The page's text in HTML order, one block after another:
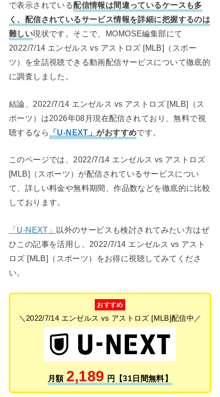
で表示されている配信情報は間違っているケースも多
く、配信されているサービス情報を詳細に把握するのは
難しい現状です。そこで、MOMOSE編集部にて
2022/7/14 エンゼルス vs アストロズ [MLB]（スポー
ツ）を全話視聴できる動画配信サービスについて徹底的
に調査しました。
結論、2022/7/14 エンゼルス vs アストロズ [MLB]（ス
ポーツ）は2026年08月現在配信されており、無料で視
聴するなら
「U-NEXT」がおすすめです。
このページでは、2022/7/14 エンゼルス vs アストロズ
[MLB]（スポーツ）が配信されているサービスについ
て、詳しい料金や無料期間、作品数などを徹底的に比較
しております。
「U-NEXT」 以外のサービスも検討されてみたい方はぜ
ひこの記事を活用し、2022/7/14 エンゼルス vs アスト
ロズ [MLB]（スポーツ）をお得に視聴してみてくださ
い。
おすすめ
＼2022/7/14 エンゼルス vs アストロズ [MLB]配信中／
月額 2,189 円【31日間無料】